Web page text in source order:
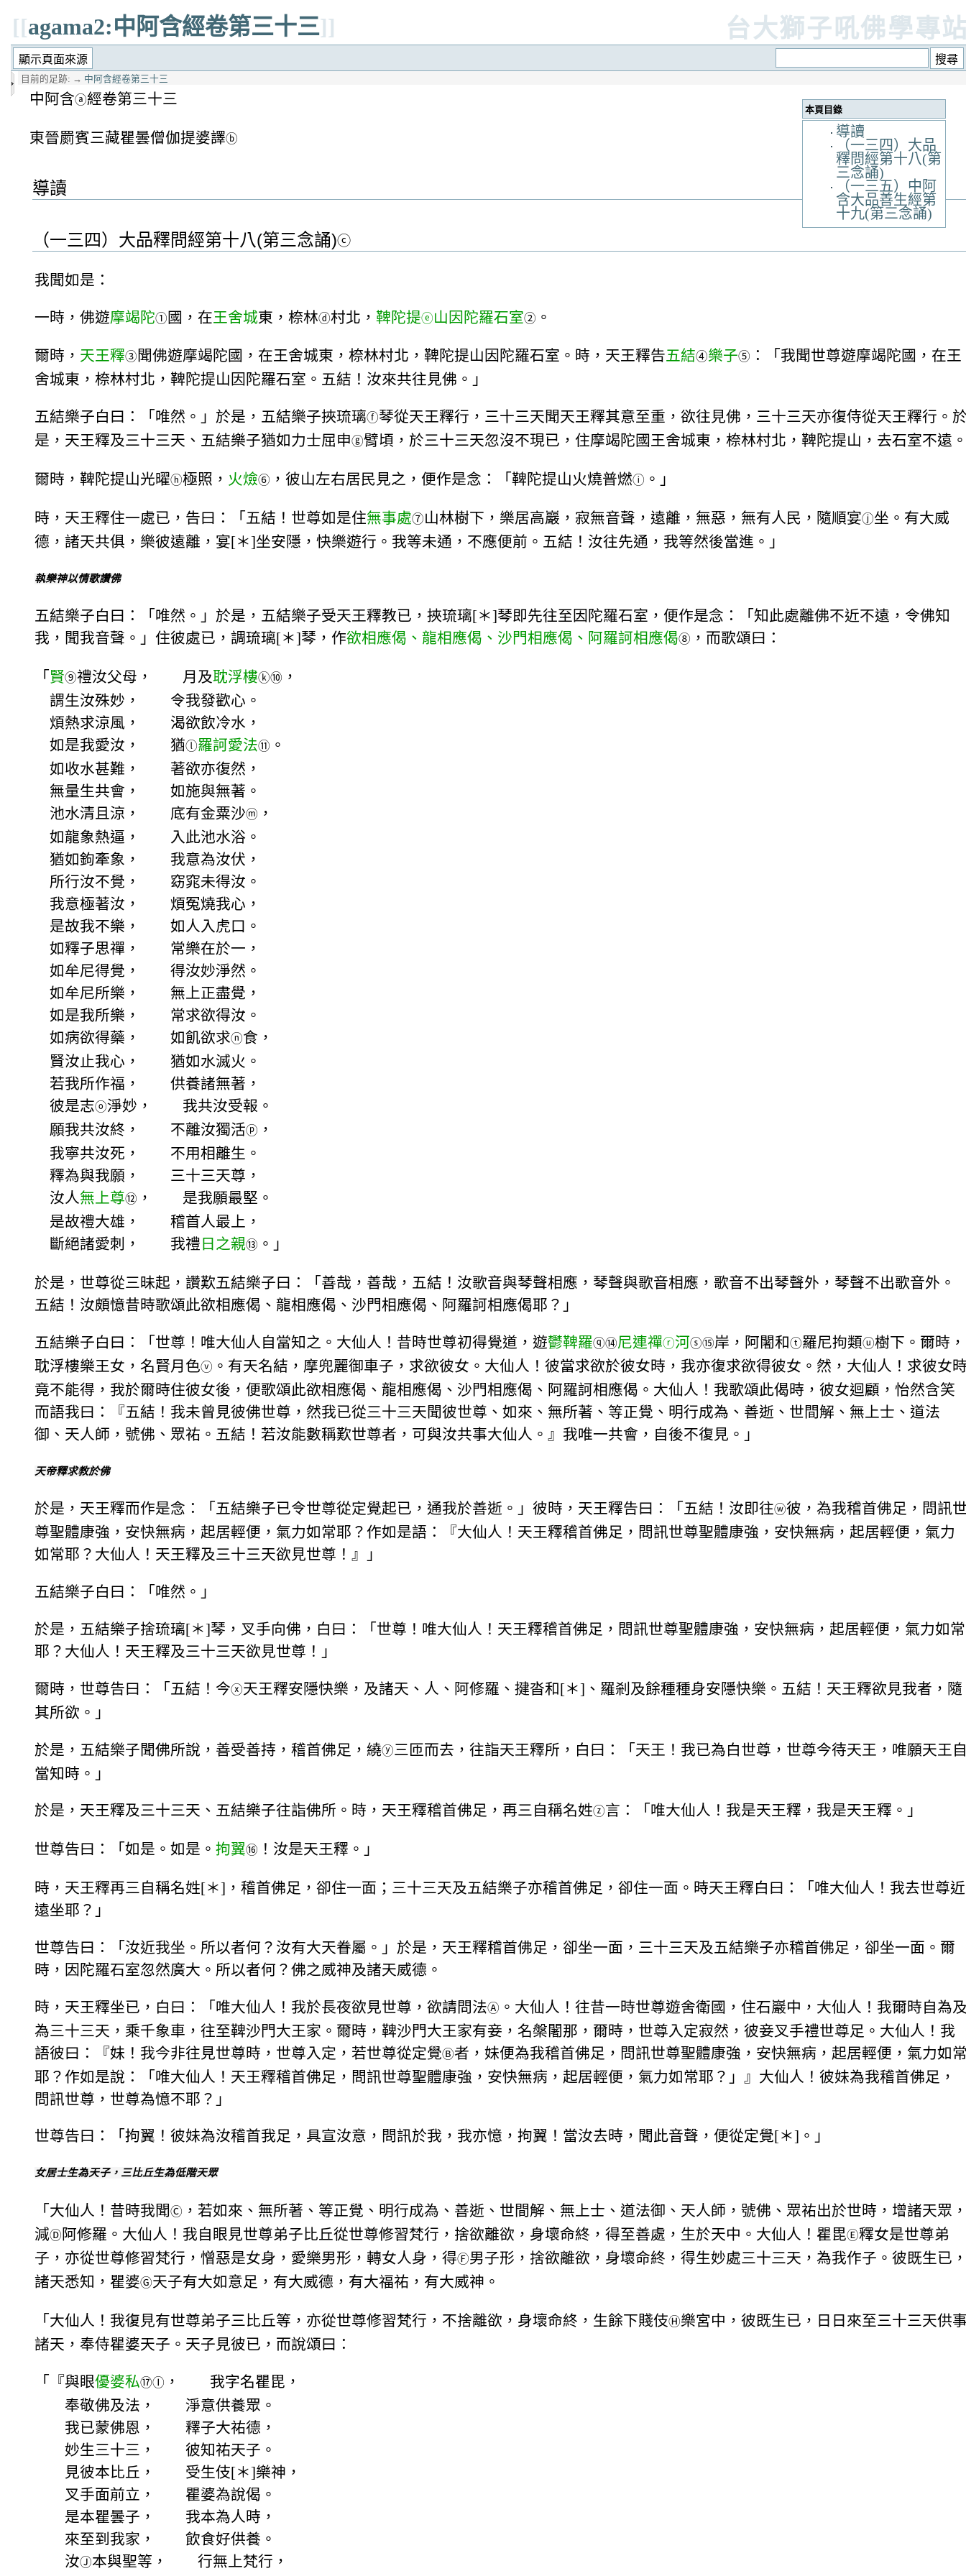
[[agama2:中阿含經卷第三十三]] 台大獅子吼佛學專
目前的足跡: → 中阿含經卷第三十三
本頁目錄
導讀
（一三四）大品
釋問經第十八(第
三念誦)
（一三五）中阿
含大品善生經第
十九(第三念誦)
中阿含ⓐ經卷第三十三
東晉罽賓三藏瞿曇僧伽提婆譯ⓑ
導讀
（一三四）大品釋問經第十八(第三念誦)ⓒ
我聞如是：
一時，佛遊摩竭陀① 國，在王舍城東，㮈林ⓓ村北， 鞞陀提ⓔ山因陀羅石室② 。
爾時， 天王釋③ 聞佛遊摩竭陀國，在王舍城東，㮈林村北，鞞陀提山因陀羅石室。時，天王釋告五結④樂子⑤ ：「我聞世尊遊摩竭陀國，在王
舍城東，㮈林村北，鞞陀提山因陀羅石室。五結！汝來共往見佛。」
五結樂子白曰：「唯然。」於是，五結樂子挾琉璃ⓕ琴從天王釋行，三十三天聞天王釋其意至重，欲往見佛，三十三天亦復侍從天王釋行。
是，天王釋及三十三天、五結樂子猶如力士屈申ⓖ臂頃，於三十三天忽沒不現已，住摩竭陀國王舍城東，㮈林村北，鞞陀提山，去石室不遠
爾時，鞞陀提山光曜ⓗ極照， 火㷿⑥ ，彼山左右居民見之，便作是念：「鞞陀提山火燒普燃ⓘ 。」
時，天王釋住一處已，告曰：「五結！世尊如是住無事處⑦山林樹下，樂居高巖，寂無音聲，遠離，無惡，無有人民，隨順宴ⓙ坐。有大威
德，諸天共俱，樂彼遠離，宴[＊]坐安隱，快樂遊行。我等未通，不應便前。五結！汝往先通，我等然後當進。」
執樂神以情歌讚佛
五結樂子白曰：「唯然。」於是，五結樂子受天王釋教已，挾琉璃[＊]琴即先往至因陀羅石室，便作是念：「知此處離佛不近不遠，令佛知
我，聞我音聲。」住彼處已，調琉璃[＊]琴，作欲相應偈、龍相應偈、沙門相應偈、阿羅訶相應偈⑧ ，而歌頌曰：
「 賢⑨禮汝父母， 月及耽浮樓ⓚ⑩ ，
謂生汝殊妙， 令我發歡心。
煩熱求涼風， 渴欲飲冷水，
如是我愛汝， 猶ⓛ羅訶愛法⑪ 。
如收水甚難， 著欲亦復然，
無量生共會， 如施與無著。
池水清且涼， 底有金粟沙ⓜ ，
如龍象熱逼， 入此池水浴。
猶如鉤牽象， 我意為汝伏，
所行汝不覺， 窈窕未得汝。
我意極著汝， 煩冤燒我心，
是故我不樂， 如人入虎口。
如釋子思禪， 常樂在於一，
如牟尼得覺， 得汝妙淨然。
如牟尼所樂， 無上正盡覺，
如是我所樂， 常求欲得汝。
如病欲得藥， 如飢欲求ⓝ食，
賢汝止我心， 猶如水滅火。
若我所作福， 供養諸無著，
彼是志ⓞ淨妙， 我共汝受報。
願我共汝終， 不離汝獨活ⓟ ，
我寧共汝死， 不用相離生。
釋為與我願， 三十三天尊，
汝人無上尊⑫ ， 是我願最堅。
是故禮大雄， 稽首人最上，
斷絕諸愛刺， 我禮 日之親⑬ 。」
於是，世尊從三昧起，讚歎五結樂子曰：「善哉，善哉，五結！汝歌音與琴聲相應，琴聲與歌音相應，歌音不出琴聲外，琴聲不出歌音外。
五結！汝頗憶昔時歌頌此欲相應偈、龍相應偈、沙門相應偈、阿羅訶相應偈耶？」
五結樂子白曰：「世尊！唯大仙人自當知之。大仙人！昔時世尊初得覺道，遊鬱鞞羅ⓠ⑭尼連禪ⓡ河ⓢ⑮岸，阿闍和ⓣ羅尼拘類ⓤ樹下。爾時，
耽浮樓樂王女，名賢月色ⓥ 。有天名結，摩兜麗御車子，求欲彼女。大仙人！彼當求欲於彼女時，我亦復求欲得彼女。然，大仙人！求彼女
竟不能得，我於爾時住彼女後，便歌頌此欲相應偈、龍相應偈、沙門相應偈、阿羅訶相應偈。大仙人！我歌頌此偈時，彼女迴顧，怡然含笑
而語我曰：『五結！我未曾見彼佛世尊，然我已從三十三天聞彼世尊、如來、無所著、等正覺、明行成為、善逝、世間解、無上士、道法
御、天人師，號佛、眾祐。五結！若汝能數稱歎世尊者，可與汝共事大仙人。』我唯一共會，自後不復見。」
天帝釋求教於佛
於是，天王釋而作是念：「五結樂子已令世尊從定覺起已，通我於善逝。」彼時，天王釋告曰：「五結！汝即往ⓦ彼，為我稽首佛足，問訊
尊聖體康強，安快無病，起居輕便，氣力如常耶？作如是語：『大仙人！天王釋稽首佛足，問訊世尊聖體康強，安快無病，起居輕便，氣力
如常耶？大仙人！天王釋及三十三天欲見世尊！』」
五結樂子白曰：「唯然。」
於是，五結樂子捨琉璃[＊]琴，叉手向佛，白曰：「世尊！唯大仙人！天王釋稽首佛足，問訊世尊聖體康強，安快無病，起居輕便，氣力如常
耶？大仙人！天王釋及三十三天欲見世尊！」
爾時，世尊告曰：「五結！今ⓧ天王釋安隱快樂，及諸天、人、阿修羅、揵沓和[＊]、羅剎及餘種種身安隱快樂。五結！天王釋欲見我者，隨
其所欲。」
於是，五結樂子聞佛所說，善受善持，稽首佛足，繞ⓨ三匝而去，往詣天王釋所，白曰：「天王！我已為白世尊，世尊今待天王，唯願天王
當知時。」
於是，天王釋及三十三天、五結樂子往詣佛所。時，天王釋稽首佛足，再三自稱名姓ⓩ言：「唯大仙人！我是天王釋，我是天王釋。」
世尊告曰：「如是。如是。 拘翼⑯ ！汝是天王釋。」
時，天王釋再三自稱名姓[＊]，稽首佛足，卻住一面；三十三天及五結樂子亦稽首佛足，卻住一面。時天王釋白曰：「唯大仙人！我去世尊近
遠坐耶？」
世尊告曰：「汝近我坐。所以者何？汝有大天眷屬。」於是，天王釋稽首佛足，卻坐一面，三十三天及五結樂子亦稽首佛足，卻坐一面。爾
時，因陀羅石室忽然廣大。所以者何？佛之威神及諸天威德。
時，天王釋坐已，白曰：「唯大仙人！我於長夜欲見世尊，欲請問法Ⓐ 。大仙人！往昔一時世尊遊舍衛國，住石巖中，大仙人！我爾時自為
為三十三天，乘千象車，往至鞞沙門大王家。爾時，鞞沙門大王家有妾，名槃闍那，爾時，世尊入定寂然，彼妾叉手禮世尊足。大仙人！我
語彼曰：『妹！我今非往見世尊時，世尊入定，若世尊從定覺Ⓑ者，妹便為我稽首佛足，問訊世尊聖體康強，安快無病，起居輕便，氣力如
耶？作如是說：「唯大仙人！天王釋稽首佛足，問訊世尊聖體康強，安快無病，起居輕便，氣力如常耶？」』大仙人！彼妹為我稽首佛足，
問訊世尊，世尊為憶不耶？」
世尊告曰：「拘翼！彼妹為汝稽首我足，具宣汝意，問訊於我，我亦憶，拘翼！當汝去時，聞此音聲，便從定覺[＊]。」
女居士生為天子，三比丘生為低階天眾
「大仙人！昔時我聞Ⓒ ，若如來、無所著、等正覺、明行成為、善逝、世間解、無上士、道法御、天人師，號佛、眾祐出於世時，增諸天眾
減Ⓓ 阿修羅。大仙人！我自眼見世尊弟子比丘從世尊修習梵行，捨欲離欲，身壞命終，得至善處，生於天中。大仙人！瞿毘Ⓔ釋女是世尊弟
子，亦從世尊修習梵行，憎惡是女身，愛樂男形，轉女人身，得Ⓕ男子形，捨欲離欲，身壞命終，得生妙處三十三天，為我作子。彼既生已
諸天悉知，瞿婆Ⓖ天子有大如意足，有大威德，有大福祐，有大威神。
「大仙人！我復見有世尊弟子三比丘等，亦從世尊修習梵行，不捨離欲，身壞命終，生餘下賤伎Ⓗ樂宮中，彼既生已，日日來至三十三天供
諸天，奉侍瞿婆天子。天子見彼已，而說頌曰：
「『與眼優婆私⑰Ⓘ ， 我字名瞿毘，
奉敬佛及法， 淨意供養眾。
我已蒙佛恩， 釋子大祐德，
妙生三十三， 彼知祐天子。
見彼本比丘， 受生伎[＊]樂神，
叉手面前立， 瞿婆為說偈。
是本瞿曇子， 我本為人時，
來至到我家， 飲食好供養。
汝Ⓙ本與聖等， 行無上梵行，